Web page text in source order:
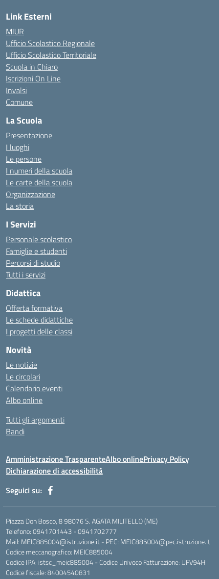
Link Esterni
MIUR
Ufficio Scolastico Regionale
Ufficio Scolastico Territoriale
Scuola in Chiaro
Iscrizioni On Line
Invalsi
Comune
La Scuola
Presentazione
I luoghi
Le persone
I numeri della scuola
Le carte della scuola
Organizzazione
La storia
I Servizi
Personale scolastico
Famiglie e studenti
Percorsi di studio
Tutti i servizi
Didattica
Offerta formativa
Le schede didattiche
I progetti delle classi
Novità
Le notizie
Le circolari
Calendario eventi
Albo online
Tutti gli argomenti
Bandi
Amministrazione TrasparenteAlbo onlinePrivacy Policy
Dichiarazione di accessibilità
Seguici su:
Piazza Don Bosco, 8 98076 S. AGATA MILITELLO (ME)
Telefono: 0941701443 - 0941702777
Mail: MEIC885004@istruzione.it - PEC: MEIC885004@pec.istruzione.it
Codice meccanografico: MEIC885004
Codice IPA: istsc_meic885004 - Codice Univoco Fatturazione: UFV94H
Codice fiscale: 84004540831